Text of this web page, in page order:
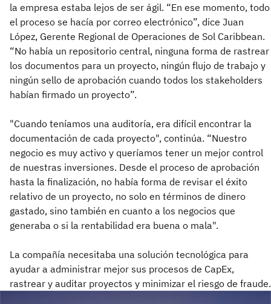
la empresa estaba lejos de ser ágil. “En ese momento, todo
el proceso se hacía por correo electrónico”, dice Juan
López, Gerente Regional de Operaciones de Sol Caribbean.
“No había un repositorio central, ninguna forma de rastrear
los documentos para un proyecto, ningún flujo de trabajo y
ningún sello de aprobación cuando todos los stakeholders
habían firmado un proyecto”.
"Cuando teníamos una auditoría, era difícil encontrar la
documentación de cada proyecto", continúa. “Nuestro
negocio es muy activo y queríamos tener un mejor control
de nuestras inversiones. Desde el proceso de aprobación
hasta la finalización, no había forma de revisar el éxito
relativo de un proyecto, no solo en términos de dinero
gastado, sino también en cuanto a los negocios que
generaba o si la rentabilidad era buena o mala".
La compañía necesitaba una solución tecnológica para
ayudar a administrar mejor sus procesos de CapEx,
rastrear y auditar proyectos y minimizar el riesgo de fraude.